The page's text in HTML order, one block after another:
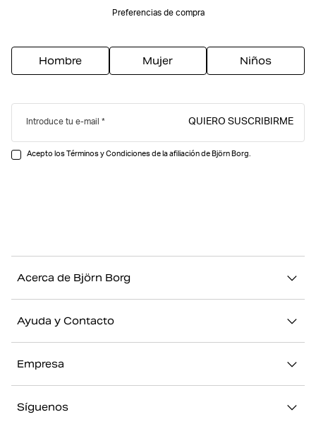
Preferencias de compra
Hombre Mujer Niños
Introduce tu e-mail QUIERO SUSCRIBIRME
Acepto los Términos y Condiciones de la afiliación de Björn Borg.
Acerca de Björn Borg
Stories
Nuestras Tiendas
Ayuda y Contacto
Devolución/Reclamación
Empresa
Síguenos